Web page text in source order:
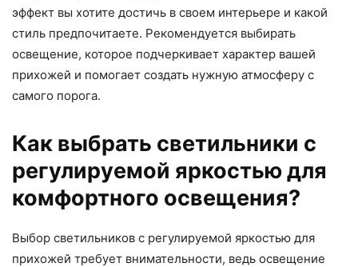
эффект вы хотите достичь в своем интерьере и какой
стиль предпочитаете. Рекомендуется выбирать
освещение, которое подчеркивает характер вашей
прихожей и помогает создать нужную атмосферу с
самого порога.
Как выбрать светильники с
регулируемой яркостью для
комфортного освещения?
Выбор светильников с регулируемой яркостью для
прихожей требует внимательности, ведь освещение